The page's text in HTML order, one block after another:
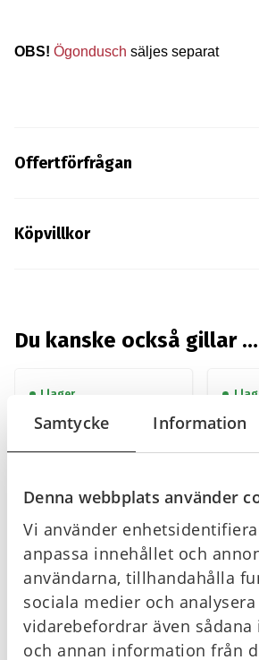
Samtycke Information
Denna webbplats använder
Vi använder
anpassa innehållet och
användarna, tillhandahålla
sociala medier och
vidarebefordrar även
och annan information från
OBS! Ögondusch säljes separat
Offertförfrågan
Köpvillkor
Du kanske också gillar …
I lager
Cederroth Refill
ögondusch, 2-pack
228kr Gå till
I
1